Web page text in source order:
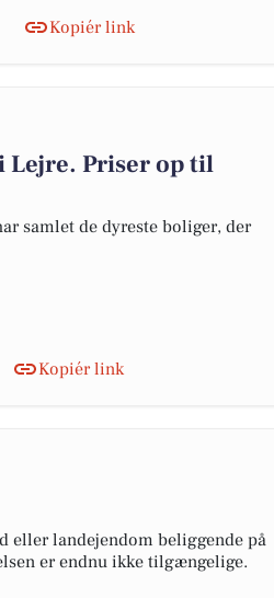
Kopiér link
Lejre. Priser op til
samlet de dyreste boliger, der
Kopiér link
landejendom beliggende på
er endnu ikke tilgængelige.